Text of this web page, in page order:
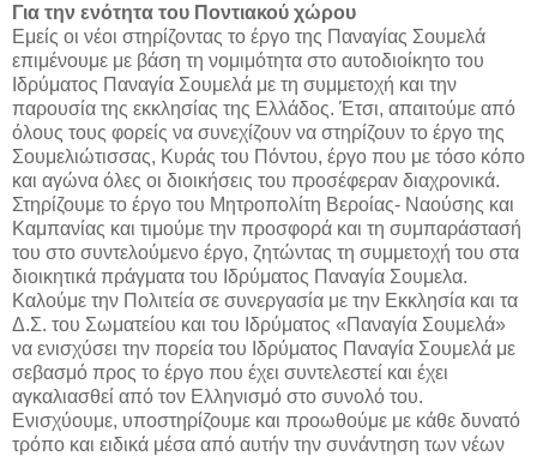
Για την ενότητα του Ποντιακού χώρου
Εμείς οι νέοι στηρίζοντας το έργο της Παναγίας Σουμελά
επιμένουμε με βάση τη νομιμότητα στο αυτοδιοίκητο του
Ιδρύματος Παναγία Σουμελά με τη συμμετοχή και την
παρουσία της εκκλησίας της Ελλάδος. Έτσι, απαιτούμε από
όλους τους φορείς να συνεχίζουν να στηρίζουν το έργο της
Σουμελιώτισσας, Κυράς του Πόντου, έργο που με τόσο κόπο
και αγώνα όλες οι διοικήσεις του προσέφεραν διαχρονικά.
Στηρίζουμε το έργο του Μητροπολίτη Βεροίας- Ναούσης και
Καμπανίας και τιμούμε την προσφορά και τη συμπαράστασή
του στο συντελούμενο έργο, ζητώντας τη συμμετοχή του στα
διοικητικά πράγματα του Ιδρύματος Παναγία Σουμελα.
Καλούμε την Πολιτεία σε συνεργασία με την Εκκλησία και τα
Δ.Σ. του Σωματείου και του Ιδρύματος «Παναγία Σουμελά»
να ενισχύσει την πορεία του Ιδρύματος Παναγία Σουμελά με
σεβασμό προς το έργο που έχει συντελεστεί και έχει
αγκαλιασθεί από τον Ελληνισμό στο συνολό του.
Ενισχύουμε, υποστηρίζουμε και προωθούμε με κάθε δυνατό
τρόπο και ειδικά μέσα από αυτήν την συνάντηση των νέων